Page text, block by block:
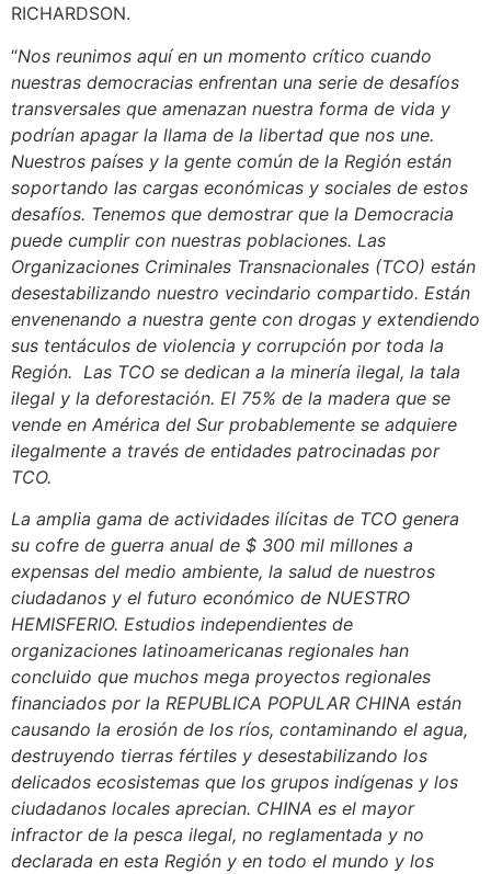
RICHARDSON.
“Nos reunimos aquí en un momento crítico cuando
nuestras democracias enfrentan una serie de desafíos
transversales que amenazan nuestra forma de vida y
podrían apagar la llama de la libertad que nos une.
Nuestros países y la gente común de la Región están
soportando las cargas económicas y sociales de estos
desafíos. Tenemos que demostrar que la Democracia
puede cumplir con nuestras poblaciones. Las
Organizaciones Criminales Transnacionales (TCO) están
desestabilizando nuestro vecindario compartido. Están
envenenando a nuestra gente con drogas y extendiendo
sus tentáculos de violencia y corrupción por toda la
Región. Las TCO se dedican a la minería ilegal, la tala
ilegal y la deforestación. El 75% de la madera que se
vende en América del Sur probablemente se adquiere
ilegalmente a través de entidades patrocinadas por
TCO.
La amplia gama de actividades ilícitas de TCO genera
su cofre de guerra anual de $ 300 mil millones a
expensas del medio ambiente, la salud de nuestros
ciudadanos y el futuro económico de NUESTRO
HEMISFERIO. Estudios independientes de
organizaciones latinoamericanas regionales han
concluido que muchos mega proyectos regionales
financiados por la REPUBLICA POPULAR CHINA están
causando la erosión de los ríos, contaminando el agua,
destruyendo tierras fértiles y desestabilizando los
delicados ecosistemas que los grupos indígenas y los
ciudadanos locales aprecian. CHINA es el mayor
infractor de la pesca ilegal, no reglamentada y no
declarada en esta Región y en todo el mundo y los